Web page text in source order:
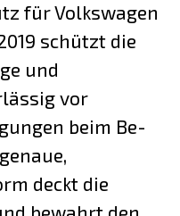
für Volkswagen
schützt die
und
vor
beim Be-
deckt die